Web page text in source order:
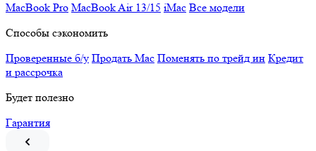
MacBook Pro MacBook Air 13/15 iMac Все модели
Способы сэкономить
Проверенные б/у Продать Mac Поменять по трейд ин Кредит
и рассрочка
Будет полезно
Гарантия